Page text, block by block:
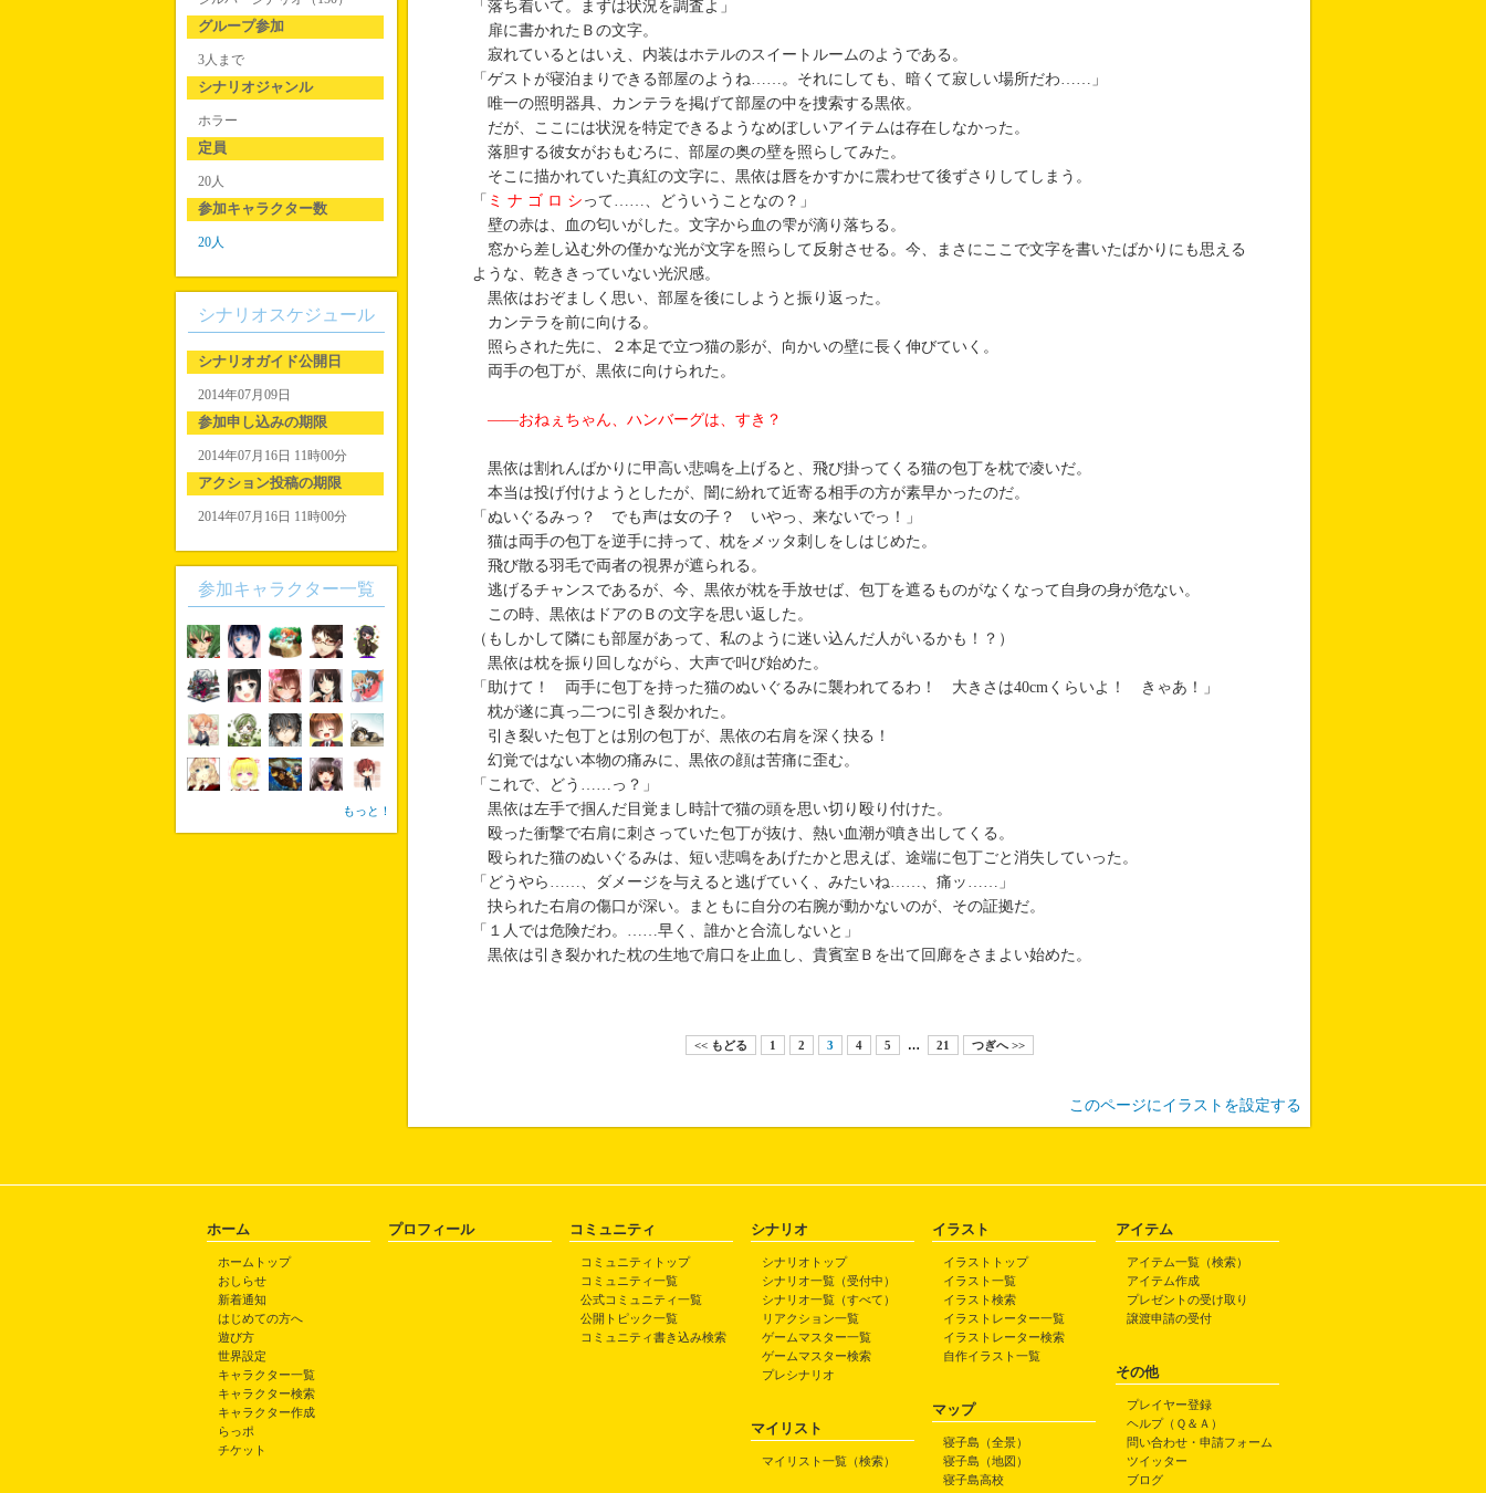
「落ち着いて。まずは状況を調査よ」
扉に書かれたＢの文字。
寂れているとはいえ、内装はホテルのスイートルームのようである。
「ゲストが寝泊まりできる部屋のようね……。それにしても、暗くて寂しい場所だわ……」
唯一の照明器具、カンテラを掲げて部屋の中を捜索する黒依。
だが、ここには状況を特定できるようなめぼしいアイテムは存在しなかった。
落胆する彼女がおもむろに、部屋の奥の壁を照らしてみた。
そこに描かれていた真紅の文字に、黒依は唇をかすかに震わせて後ずさりしてしまう。
「 ミ ナ ゴ ロ シ って……、どういうことなの？」
壁の赤は、血の匂いがした。文字から血の雫が滴り落ちる。
窓から差し込む外の僅かな光が文字を照らして反射させる。今、まさにここで文字を書いたばかりにも思える
ような、乾ききっていない光沢感。
黒依はおぞましく思い、部屋を後にしようと振り返った。
カンテラを前に向ける。
照らされた先に、２本足で立つ猫の影が、向かいの壁に長く伸びていく。
両手の包丁が、黒依に向けられた。
――おねぇちゃん、ハンバーグは、すき？
黒依は割れんばかりに甲高い悲鳴を上げると、飛び掛ってくる猫の包丁を枕で凌いだ。
本当は投げ付けようとしたが、闇に紛れて近寄る相手の方が素早かったのだ。
「ぬいぐるみっ？ でも声は女の子？ いやっ、来ないでっ！」
猫は両手の包丁を逆手に持って、枕をメッタ刺しをしはじめた。
飛び散る羽毛で両者の視界が遮られる。
逃げるチャンスであるが、今、黒依が枕を手放せば、包丁を遮るものがなくなって自身の身が危ない。
この時、黒依はドアのＢの文字を思い返した。
（もしかして隣にも部屋があって、私のように迷い込んだ人がいるかも！？）
黒依は枕を振り回しながら、大声で叫び始めた。
「助けて！ 両手に包丁を持った猫のぬいぐるみに襲われてるわ！ 大きさは40cmくらいよ！ きゃあ！」
枕が遂に真っ二つに引き裂かれた。
引き裂いた包丁とは別の包丁が、黒依の右肩を深く抉る！
幻覚ではない本物の痛みに、黒依の顔は苦痛に歪む。
「これで、どう……っ？」
黒依は左手で掴んだ目覚まし時計で猫の頭を思い切り殴り付けた。
殴った衝撃で右肩に刺さっていた包丁が抜け、熱い血潮が噴き出してくる。
殴られた猫のぬいぐるみは、短い悲鳴をあげたかと思えば、途端に包丁ごと消失していった。
「どうやら……、ダメージを与えると逃げていく、みたいね……、痛ッ……」
抉られた右肩の傷口が深い。まともに自分の右腕が動かないのが、その証拠だ。
「１人では危険だわ。……早く、誰かと合流しないと」
黒依は引き裂かれた枕の生地で肩口を止血し、貴賓室Ｂを出て回廊をさまよい始めた。
<< もどる 1 2 3 4 5 … 21 つぎへ >>
このページにイラストを設定する
グループ参加
3人まで
シナリオジャンル
ホラー
定員
20人
参加キャラクター数
20人
シナリオスケジュール
シナリオガイド公開日
2014年07月09日
参加申し込みの期限
2014年07月16日 11時00分
アクション投稿の期限
2014年07月16日 11時00分
参加キャラクター一覧
もっと！
ホーム
ホームトップ
おしらせ
新着通知
はじめての方へ
遊び方
世界設定
キャラクター一覧
キャラクター検索
キャラクター作成
らっポ
チケット
プロフィール コミュニティ
コミュニティトップ
コミュニティ一覧
公式コミュニティ一覧
公開トピック一覧
コミュニティ書き込み検索
シナリオ
シナリオトップ
シナリオ一覧（受付中）
シナリオ一覧（すべて）
リアクション一覧
ゲームマスター一覧
ゲームマスター検索
プレシナリオ
マイリスト
マイリスト一覧（検索）
イラスト
イラストトップ
イラスト一覧
イラスト検索
イラストレーター一覧
イラストレーター検索
自作イラスト一覧
マップ
寝子島（全景）
寝子島（地図）
寝子島高校
アイテム
アイテム一覧（検索）
アイテム作成
プレゼントの受け取り
譲渡申請の受付
その他
プレイヤー登録
ヘルプ（Ｑ＆Ａ）
問い合わせ・申請フォーム
ツイッター
ブログ